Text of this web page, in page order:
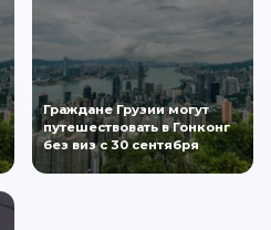
Граждане Грузии могут
путешествовать в Гонконг
без виз с 30 сентября